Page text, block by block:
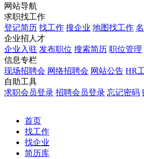
网站导航
求职找工作
登记简历 找工作 搜企业 地图找工作
企业招人才
企业入驻 发布职位 搜索简历 职位管理
信息专栏
现场招聘会 网络招聘会 网站公告 HR
自助工具
求职会员登录 招聘会员登录 忘记密码
首页
找工作
找企业
简历库